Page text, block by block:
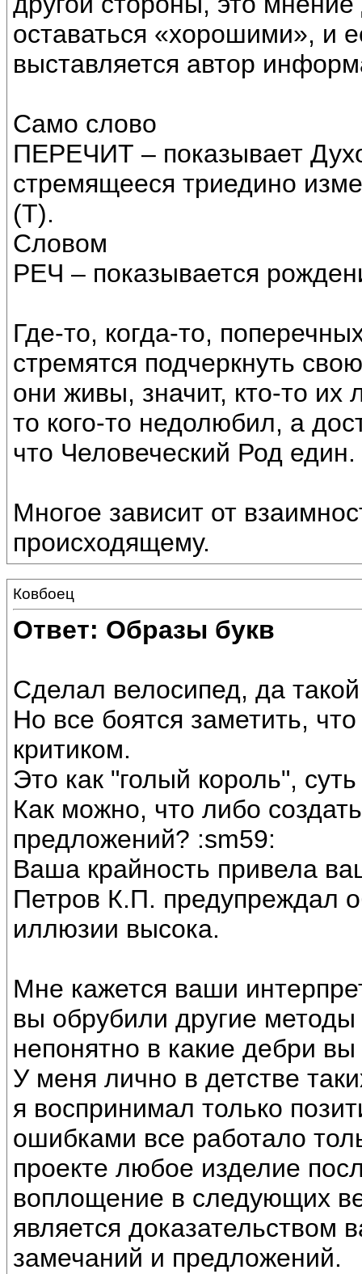
оставаться «хорошими», и
выставляется автор
Само слово
ПЕРЕЧИТ – показывает
стремящееся триедино
(Т).
Словом
РЕЧ – показывается
Где-то, когда-то,
стремятся подчеркнуть
они живы, значит, кто-то их
то кого-то недолюбил, а
что Человеческий Род един.
Многое зависит от
происходящему.
Ковбоец
Ответ: Образы букв
Сделал велосипед, да
Но все боятся заметить,
критиком.
Это как "голый король",
Как можно, что либо
предложений? :sm59:
Ваша крайность привела
Петров К.П. предупреждал
иллюзии высока.
Мне кажется ваши
вы обрубили другие
непонятно в какие дебри
У меня лично в детстве
я воспринимал только
ошибками все работало
проекте любое изделие
воплощение в следующих
является доказательством
замечаний и предложений.